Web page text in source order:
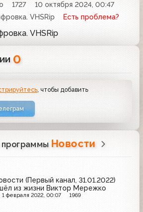
1727
10 октября 2024, 00:47
VHSRip
Есть проблема?
VHSRip
0
, чтобы добавить
программы Новости
(Первый канал, 31.01.2022)
из жизни Виктор Мережко
1 февраля 2022, 00:07 1969